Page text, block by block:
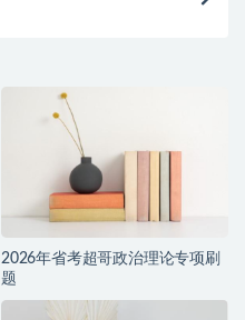
2026年省考超哥政治理论专项刷
题